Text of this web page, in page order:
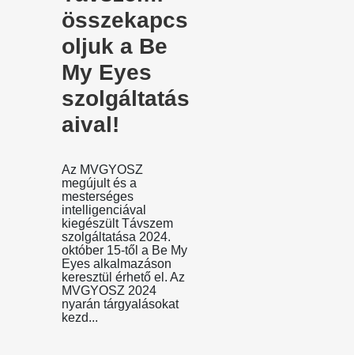
összekapcs
oljuk a Be
My Eyes
szolgáltatás
aival!
Az MVGYOSZ
megújult és a
mesterséges
intelligenciával
kiegészült Távszem
szolgáltatása 2024.
október 15-től a Be My
Eyes alkalmazáson
keresztül érhető el. Az
MVGYOSZ 2024
nyarán tárgyalásokat
kezd...